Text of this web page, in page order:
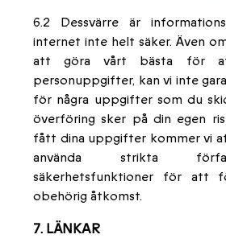
6.2 Dessvärre är
internet inte helt säker. Även
att göra vårt bästa för
personuppgifter, kan vi inte
för några uppgifter som du
överföring sker på din egen
fått dina uppgifter kommer vi
använda strikta
säkerhetsfunktioner för att
obehörig åtkomst.
7. LÄNKAR